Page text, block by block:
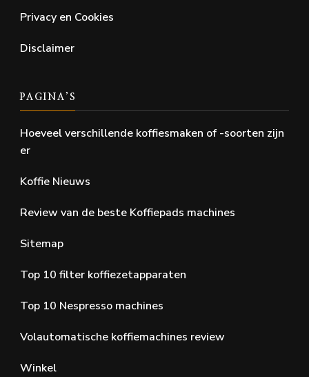
Privacy en Cookies
Disclaimer
PAGINA’S
Hoeveel verschillende koffiesmaken of -soorten zijn
er
Koffie Nieuws
Review van de beste Koffiepads machines
Sitemap
Top 10 filter koffiezetapparaten
Top 10 Nespresso machines
Volautomatische koffiemachines review
Winkel